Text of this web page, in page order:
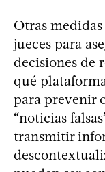
Otras
jueces para
decisiones de
qué
para prevenir
“noticias
transmitir